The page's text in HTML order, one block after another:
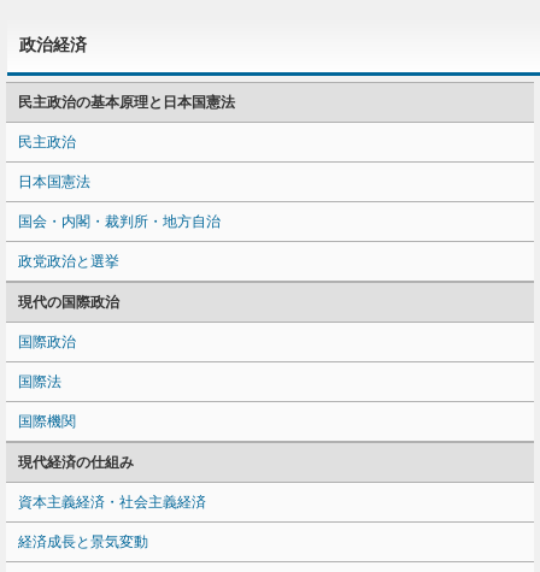
政治経済
民主政治の基本原理と日本国憲法
民主政治
日本国憲法
国会・内閣・裁判所・地方自治
政党政治と選挙
現代の国際政治
国際政治
国際法
国際機関
現代経済の仕組み
資本主義経済・社会主義経済
経済成長と景気変動